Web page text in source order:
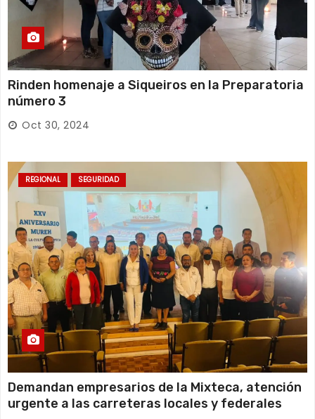
Rinden homenaje a Siqueiros en la Preparatoria
número 3
Oct 30, 2024
REGIONAL SEGURIDAD
Demandan empresarios de la Mixteca, atención
urgente a las carreteras locales y federales